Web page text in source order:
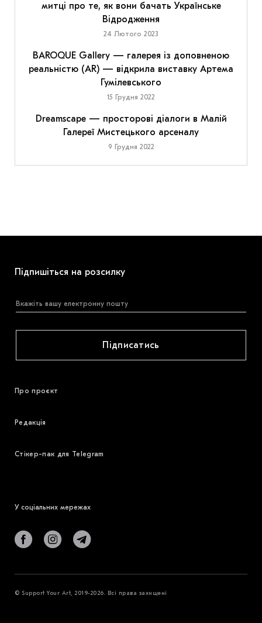
митці про те, як вони бачать Українське
Відродження
24 Лютого 2023
BAROQUE Gallery — галерея із доповненою
реальністю (AR) — відкрила виставку Артема
Гумілевського
15 Грудня 2022
Dreamscape — просторові діалоги в Малій
Галереї Мистецького арсеналу
9 Грудня 2022
Підпишіться на розсилку
Підписатись
Про проєкт
Редакція
Стікер-пак для Telegram
У соціальних мережах
© Support Your Art, 2019-2026. Всі права захищені